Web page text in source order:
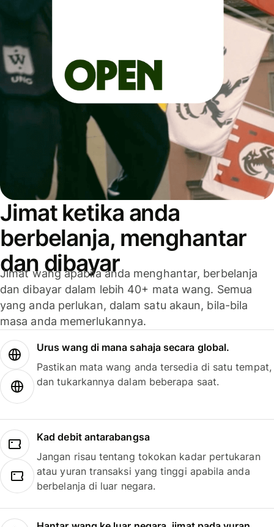
Jimat ketika anda
berbelanja, menghantar
dan dibayar
Jimat wang apabila anda menghantar, berbelanja
dan dibayar dalam lebih 40+ mata wang. Semua
yang anda perlukan, dalam satu akaun, bila-bila
masa anda memerlukannya.
Urus wang di mana sahaja secara global.
Pastikan mata wang anda tersedia di satu tempat,
dan tukarkannya dalam beberapa saat.
Kad debit antarabangsa
Jangan risau tentang tokokan kadar pertukaran
atau yuran transaksi yang tinggi apabila anda
berbelanja di luar negara.